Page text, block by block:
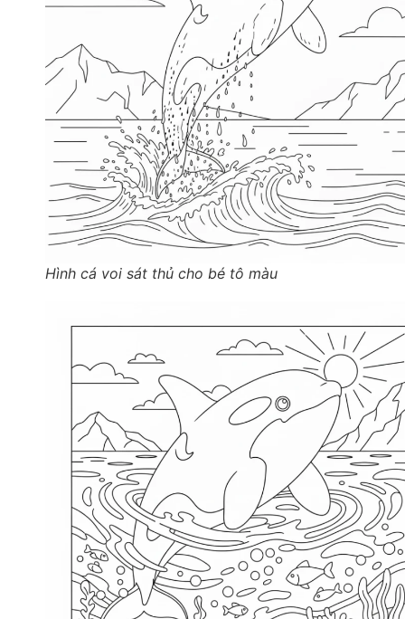
Hình cá voi sát thủ cho bé tô màu